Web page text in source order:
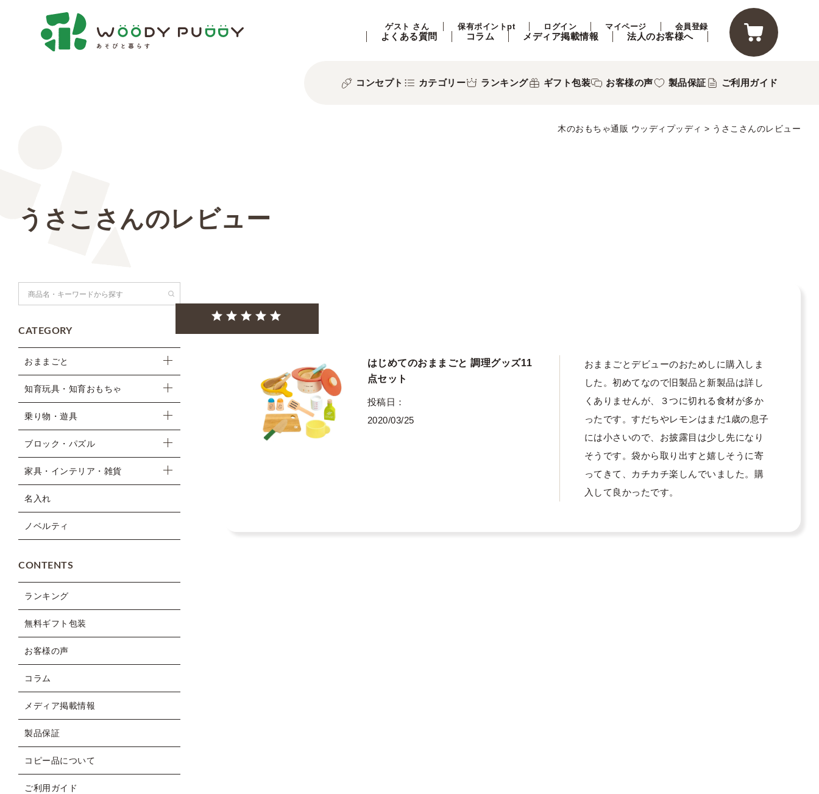
ゲスト さん 保有ポイントpt ログイン マイページ 会員登録
よくある質問 コラム メディア掲載情報 法人のお客様へ
コンセプト カテゴリー ランキング ギフト包装 お客様の声 製品保証 ご利用ガイド
木のおもちゃ通販 ウッディプッディ うさこさんのレビュー
うさこさんのレビュー
CATEGORY
おままごと
知育玩具・知育おもちゃ
乗り物・遊具
ブロック・パズル
家具・インテリア・雑貨
名入れ
ノベルティ
CONTENTS
ランキング
無料ギフト包装
お客様の声
コラム
メディア掲載情報
製品保証
コピー品について
ご利用ガイド
はじめてのおままごと 調理グッズ11
点セット
投稿日
2020/03/25
おままごとデビューのおためしに購入しま
した。初めてなので旧製品と新製品は詳し
くありませんが、３つに切れる食材が多か
ったです。すだちやレモンはまだ1歳の息子
には小さいので、お披露目は少し先になり
そうです。袋から取り出すと嬉しそうに寄
ってきて、カチカチ楽しんでいました。購
入して良かったです。